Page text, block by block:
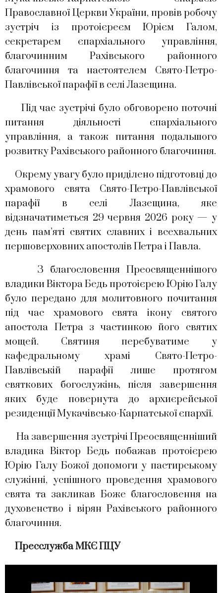
Православної Церкви України, провів робочу
зустріч із протоієреєм Юрієм Галом,
секретарем єпархіального управління,
благочинним Рахівського районного
благочиння та настоятелем Свято-Петро-
Павлівської парафії в селі Лазещина.
Під час зустрічі було обговорено поточні
питання діяльності єпархіального
управління, а також питання подальшого
розвитку Рахівського районного благочиння.
Окрему увагу було приділено підготовці до
храмового свята Свято-Петро-Павлівської
парафії в селі Лазещина, яке
відзначатиметься 29 червня 2026 року — у
день пам’яті святих славних і всехвальних
першоверховних апостолів Петра і Павла.
З благословення Преосвященнішого
владики Віктора Бедь протоієрею Юрію Галу
було передано для молитовного почитання
під час храмового свята ікону святого
апостола Петра з частинкою його святих
мощей. Святиня перебуватиме у
кафедральному храмі Свято-Петро-
Павлівській парафії лише протягом
святкових богослужінь, після завершення
яких буде повернута до архиєрейської
резиденції Мукачівсько-Карпатської єпархії.
На завершення зустрічі Преосвященніший
владика Віктор Бедь побажав протоієрею
Юрію Галу Божої допомоги у пастирському
служінні, успішного проведення храмового
свята та закликав Боже благословення на
духовенство і вірян Рахівського районного
благочиння.
Пресслужба МКЄ ПЦУ